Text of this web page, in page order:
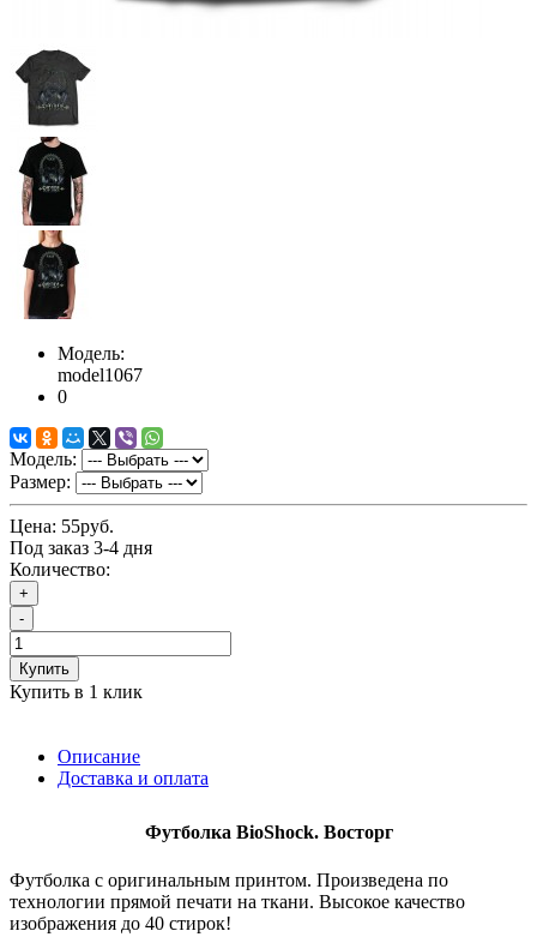
Модель:
model1067
0
Модель:
Размер:
Цена: 55руб.
Под заказ 3-4 дня
Количество:
+
-
Купить
Купить в 1 клик
Описание
Доставка и оплата
Футболка BioShock. Восторг
Футболка с оригинальным принтом. Произведена по
технологии прямой печати на ткани. Высокое качество
изображения до 40 стирок!